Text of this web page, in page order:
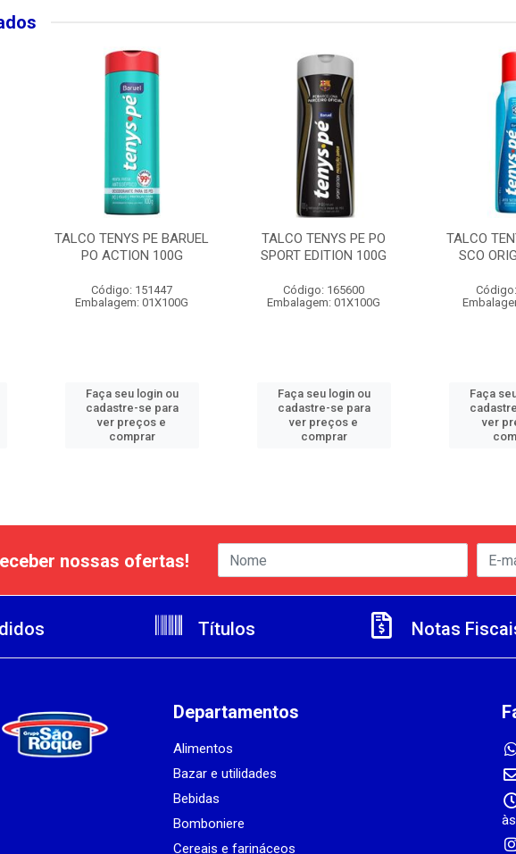
TALCO TENYS PE BARUEL
PO ACTION 100G
Código: 151447
Embalagem: 01X100G
Faça seu login ou
cadastre-se para
ver preços e
comprar
TALCO TENYS PE PO
SPORT EDITION 100G
Código: 165600
Embalagem: 01X100G
Faça seu login ou
cadastre-se para
ver preços e
comprar
TALCO
SCO
Faça
ver
nossas ofertas!
Títulos Notas
Departamentos
Alimentos
Bazar e utilidades
Bebidas
Bomboniere
Cereais e farináceos